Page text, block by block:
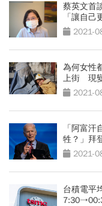
蔡英文首
「讓自己
2021-
為何女性
上街 現
2021-
「阿富
牲？」拜
2021-
台積電平